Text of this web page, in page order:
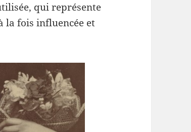
qui représente
la fois influencée et